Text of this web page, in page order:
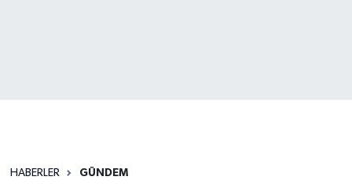
HABERLER GÜNDEM